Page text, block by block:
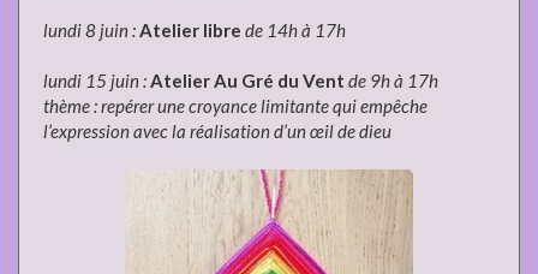
lundi 8 juin : Atelier libre de 14h à 17h
lundi 15 juin : Atelier Au Gré du Vent de 9h à 17h
thème : repérer une croyance limitante qui empêche
l’expression avec la réalisation d’un œil de dieu